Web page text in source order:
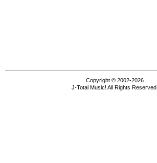
Copyright © 2002-2026
J-Total Music! All Rights Reserved.